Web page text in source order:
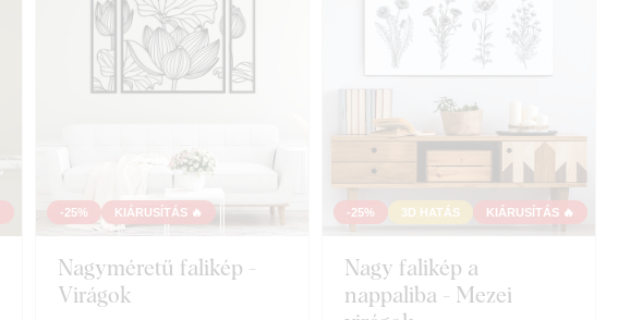
-25% KIÁRUSÍTÁS 🔥
Nagyméretű falikép -
Virágok
-25% 3D HATÁS KIÁRUSÍTÁS 🔥
Nagy falikép a
nappaliba - Mezei